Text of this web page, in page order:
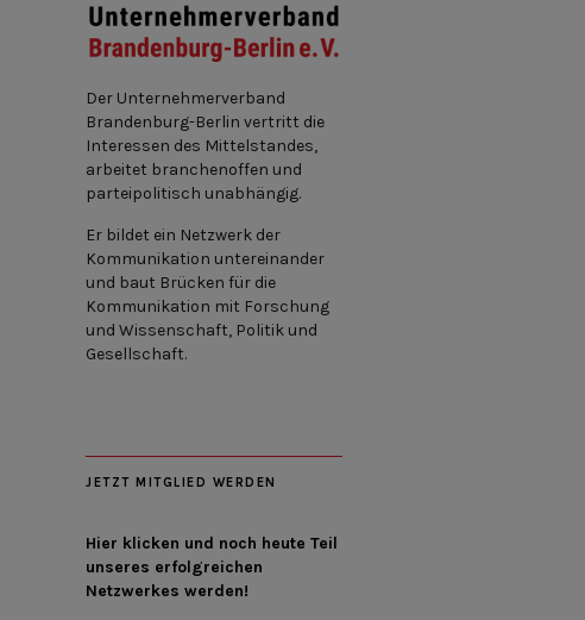
Der Unternehmerverband
Brandenburg-Berlin vertritt die
Interessen des Mittelstandes,
arbeitet branchenoffen und
parteipolitisch unabhängig.
Er bildet ein Netzwerk der
Kommunikation untereinander
und baut Brücken für die
Kommunikation mit Forschung
und Wissenschaft, Politik und
Gesellschaft.
JETZT MITGLIED WERDEN
Hier klicken und noch heute Teil
unseres erfolgreichen
Netzwerkes werden!